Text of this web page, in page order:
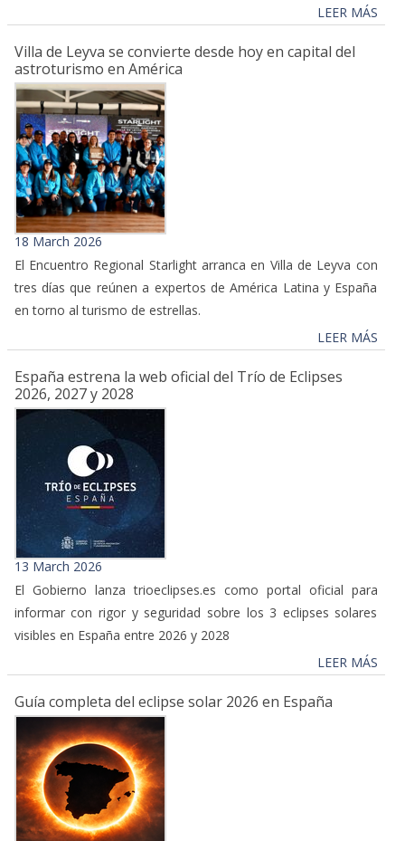
LEER MÁS
Villa de Leyva se convierte desde hoy en capital del
astroturismo en América
18 March 2026
El Encuentro Regional Starlight arranca en Villa de Leyva con
tres días que reúnen a expertos de América Latina y España
en torno al turismo de estrellas.
LEER MÁS
España estrena la web oficial del Trío de Eclipses
2026, 2027 y 2028
13 March 2026
El Gobierno lanza trioeclipses.es como portal oficial para
informar con rigor y seguridad sobre los 3 eclipses solares
visibles en España entre 2026 y 2028
LEER MÁS
Guía completa del eclipse solar 2026 en España